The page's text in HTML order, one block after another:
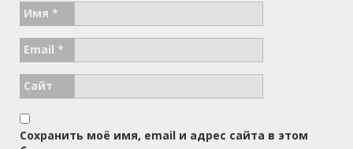
Имя *
Email *
Сайт
Сохранить моё имя, email и адрес сайта в этом